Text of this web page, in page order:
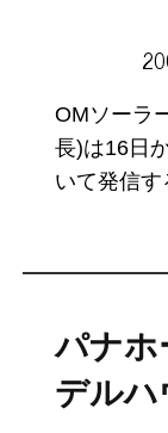
OMソーラ
長)は16日
いて発信
パナホ
デルハ